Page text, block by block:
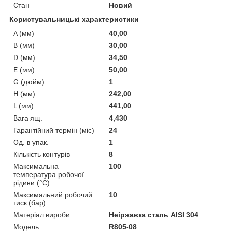
Стан
Новий
Користувальницькі характеристики
A (мм)
40,00
B (мм)
30,00
D (мм)
34,50
E (мм)
50,00
G (дюйм)
1
H (мм)
242,00
L (мм)
441,00
Вага ящ.
4,430
Гарантійний термін (міс)
24
Од. в упак.
1
Кількість контурів
8
Максимальна
температура робочої
рідини (°C)
100
Максимальний робочий
тиск (бар)
10
Матеріал вироби
Неіржавка сталь AISI 304
Мoдель
R805-08